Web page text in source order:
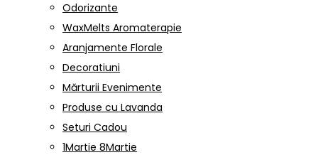
Odorizante
WaxMelts Aromaterapie
Aranjamente Florale
Decoratiuni
Mărturii Evenimente
Produse cu Lavanda
Seturi Cadou
1Martie 8Martie